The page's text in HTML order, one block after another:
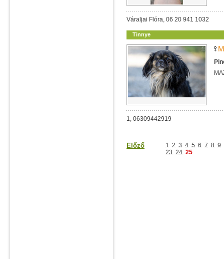
Váraljai Flóra, 06 20 941 1032
Tinnye
1, 06309442919
Előző 1 2 3 4 5 6 7 8 9
23 24 25